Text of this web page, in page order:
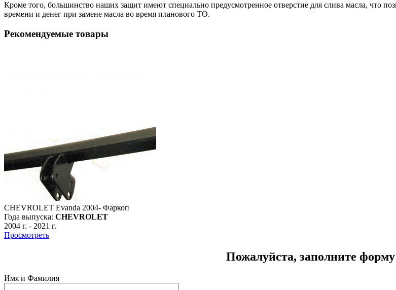
Кроме того, большинство наших защит имеют специально предусмотренное отверстие для слива масла, что
времени и денег при замене масла во время планового ТО.
Рекомендуемые товары
CHEVROLET Evanda 2004- Фаркоп
Года выпуска: CHEVROLET
2004 г. - 2021 г.
Просмотреть
Пожалуйста, заполните форму
Имя и Фамилия